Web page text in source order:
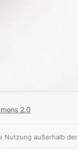
2.0
Nutzung außerhalb der